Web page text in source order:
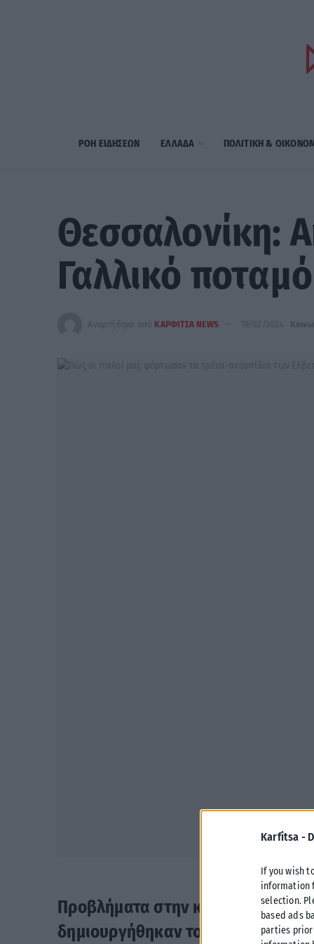
Karfitsa -
If you wish
information
selection.
based ads
parties
ΡΟΗ ΕΙΔΗΣΕΩΝ ΕΛΛΑΔΑ ΠΟΛΙΤΙΚΗ &
Θεσσαλονίκη:
Γαλλικό
Αναρτήθηκε από ΚΑΡΦΙΤΣΑ NEWS 19/02/2024
Προβλήματα στην κυκλοφορία
δημιουργήθηκαν το μεσημέρι